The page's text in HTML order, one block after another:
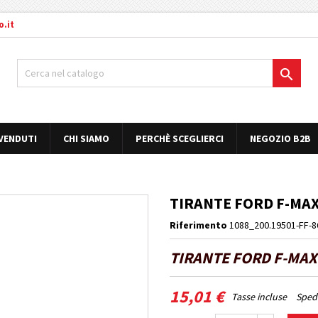

CHI SIAMO PERCHÈ SCEGLIERCI NEGOZIO B2B
TIRANTE FORD F-
Riferimento 1088_200.19501-FF-
TIRANTE FORD F-
15,01 € Tasse incluse